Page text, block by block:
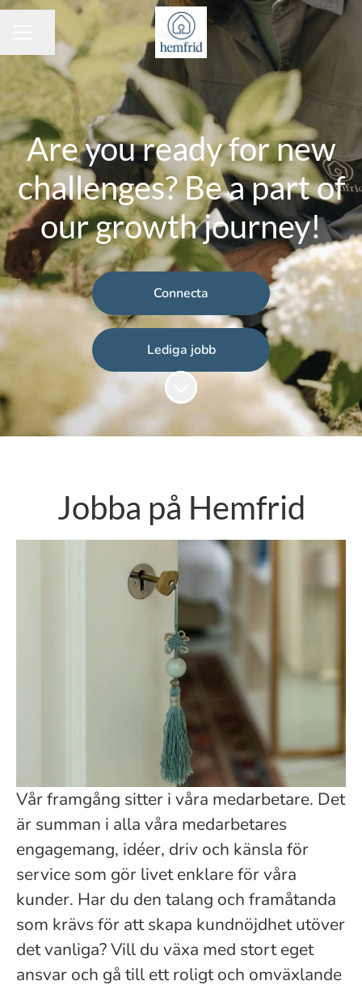
KARRIÄRMENY
Dela sidan
Are you ready for new
challenges? Be a part of
our growth journey!
Connecta
Lediga jobb
Skrolla för mer innehåll
Jobba på Hemfrid
Vår framgång sitter i våra medarbetare. Det
är summan i alla våra medarbetares
engagemang, idéer, driv och känsla för
service som gör livet enklare för våra
kunder. Har du den talang och framåtanda
som krävs för att skapa kundnöjdhet utöver
det vanliga? Vill du växa med stort eget
ansvar och gå till ett roligt och omväxlande